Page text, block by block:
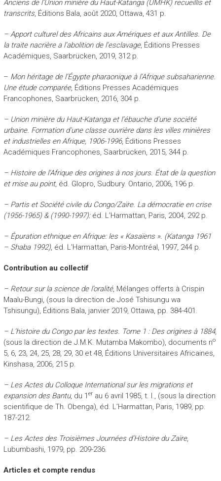
Anciens de l’Union minière du Haut-Katanga (UMHK) recueillis et
transcrits, Éditions Bala, août 2020, Ottawa, 431 p.
– Apport culturel des Africains aux Amériques et aux Antilles. De
la traite nacrière a l’abolition de l’esclavage, Éditions Presses
Académiques, Saarbrücken, 2019, 312 p.
– Mon héritage de l’Égypte pharaonique à l’Afrique subsaharienne.
Une étude comparée, Éditions Presses Académiques
Francophones, Saarbrücken, 2016, 304 p.
– Union minière du Haut-Katanga et l’ébauche d’une société
urbaine. Formation d’une classe ouvrière dans les villes minières
et industrielles en Afrique, 1906-1996, Éditions Presses
Académiques Francophones, Saarbrücken, 2015, 344 p.
– Histoire de l’Afrique des origines à nos jours. État de la question
et mise au point, éd. Glopro, Sudbury. Ontario, 2006, 196 p.
– Partis et Société civile du Congo/Zaïre. La démocratie en crise
(1956-1965) & (1990-1997): éd. L’Harmattan, Paris, 2004, 292 p.
– Épuration ethnique en Afrique: les « Kasaïens ». (Katanga 1961
– Shaba 1992), éd. L’Harmattan, Paris-Montréal, 1997, 244 p.
Contribution au collectif
– Retour sur la science de l’oralité, Mélanges offerts à Crispin
Maalu-Bungi, (sous la direction de José Tshisungu wa
Tshisungu), Éditions Bala, janvier 2019, Ottawa, pp. 384-401.
– L’histoire du Congo par les textes. Tome 1 : Des origines à 1884,
(sous la direction de J.M.K. Mutamba Makombo), documents no
5, 6, 23, 24, 25, 28, 29, 30 et 48, Éditions Universitaires Africaines,
Kinshasa, 2006, 215 p.
– Les Actes du Colloque International sur les migrations et
expansion des Bantu, du 1 erau 6 avril 1985, t. I., (sous la direction
scientifique de Th. Obenga), éd. L’Harmattan, Paris, 1989, pp.
187-212.
– Les Actes des Troisièmes Journées d’Histoire du Zaïre,
Lubumbashi, 1979, pp. 209-236.
Articles et compte rendus